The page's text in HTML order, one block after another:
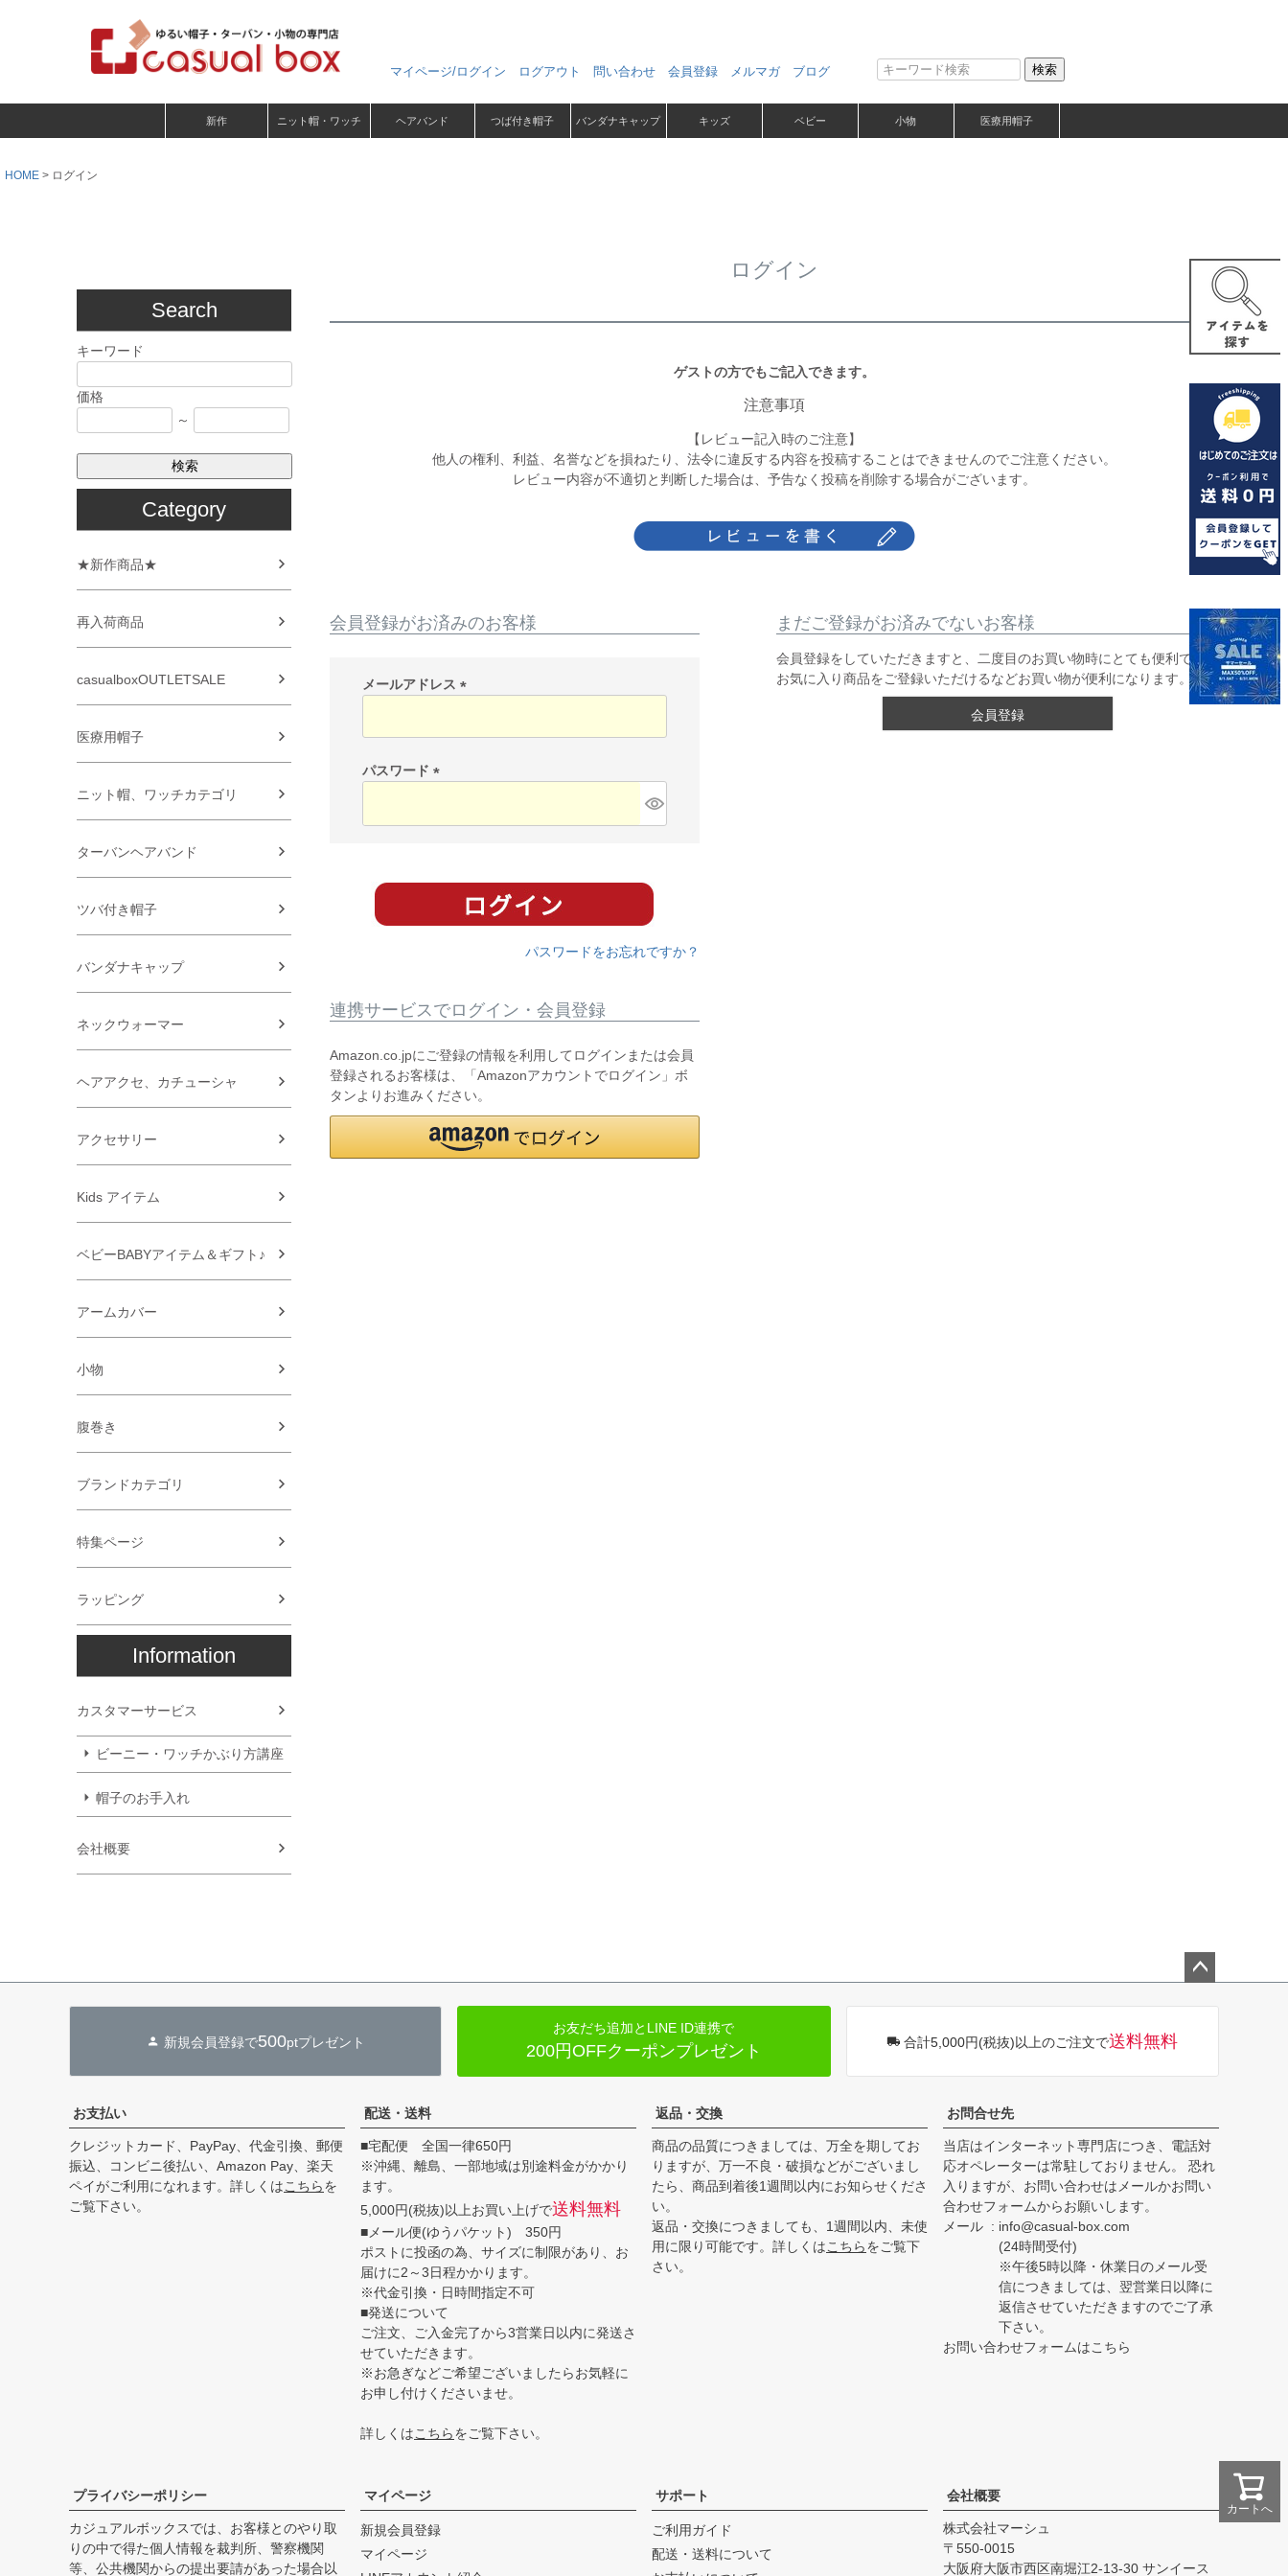
マイページ/ログイン ログアウト 問い合わせ 会員登録 メルマガ ブログ 検索
カートへ
新作 ニット帽・ワッチ ヘアバンド つば付き帽子 バンダナキャップ キッズ ベビー 小物 医療用帽子
HOME ログイン
Search
キーワード
価格
～
検索
Category
★新作商品★
再入荷商品
casualboxOUTLETSALE
医療用帽子
ニット帽、ワッチカテゴリ
ターバンヘアバンド
ツバ付き帽子
バンダナキャップ
ネックウォーマー
ヘアアクセ、カチューシャ
アクセサリー
Kids アイテム
ベビーBABYアイテム＆ギフト♪
アームカバー
小物
腹巻き
ブランドカテゴリ
特集ページ
ラッピング
Information
カスタマーサービス
ビーニー・ワッチかぶり方講座
帽子のお手入れ
会社概要
ログイン
ゲストの方でもご記入できます。
注意事項
【レビュー記入時のご注意】
他人の権利、利益、名誉などを損ねたり、法令に違反する内容を投稿することはできませんのでご注意ください。
レビュー内容が不適切と判断した場合は、予告なく投稿を削除する場合がございます。
会員登録がお済みのお客様
メールアドレス
パスワード
パスワードをお忘れですか？
連携サービスでログイン・会員登録
Amazon.co.jpにご登録の情報を利用してログインまたは会員
登録されるお客様は、「Amazonアカウントでログイン」ボ
タンよりお進みください。
まだご登録がお済みでないお客様
会員登録をしていただきますと、二度目のお買い物時にとても便利です。
お気に入り商品をご登録いただけるなどお買い物が便利になります。
会員登録
新規会員登録で500ptプレゼント
お友だち追加とLINE ID連携で
200円OFFクーポンプレゼント 合計5,000円(税抜)以上のご注文で送料無料
お支払い
クレジットカード、PayPay、代金引換、郵便
振込、コンビニ後払い、Amazon Pay、楽天
ペイがご利用になれます。詳しくはこちらを
ご覧下さい。
配送・送料
■宅配便 全国一律650円
※沖縄、離島、一部地域は別途料金がかかり
ます。
5,000円(税抜)以上お買い上げで送料無料
■メール便(ゆうパケット) 350円
ポストに投函の為、サイズに制限があり、お
届けに2～3日程かかります。
※代金引換・日時間指定不可
■発送について
ご注文、ご入金完了から3営業日以内に発送さ
せていただきます。
※お急ぎなどご希望ございましたらお気軽に
お申し付けくださいませ。
詳しくはこちらをご覧下さい。
返品・交換
商品の品質につきましては、万全を期してお
りますが、万一不良・破損などがございまし
たら、商品到着後1週間以内にお知らせくださ
い。
返品・交換につきましても、1週間以内、未使
用に限り可能です。詳しくはこちらをご覧下
さい。
お問合せ先
当店はインターネット専門店につき、電話対
応オペレーターは常駐しておりません。 恐れ
入りますが、お問い合わせはメールかお問い
合わせフォームからお願いします。
メール
info@casual-box.com
(24時間受付)
※午後5時以降・休業日のメール受
信につきましては、翌営業日以降に
返信させていただきますのでご了承
下さい。
お問い合わせフォームはこちら
プライバシーポリシー
カジュアルボックスでは、お客様とのやり取
りの中で得た個人情報を裁判所、警察機関
等、公共機関からの提出要請があった場合以
マイページ
新規会員登録
マイページ
サポート
ご利用ガイド
配送・送料について
会社概要
株式会社マーシュ
550-0015
大阪府大阪市西区南堀江2-13-30 サンイース